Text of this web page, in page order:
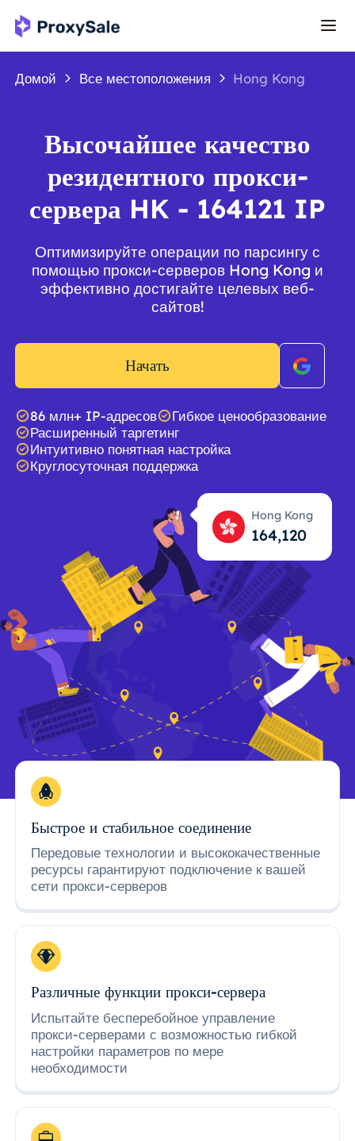
Домой Все местоположения Hong Kong
Высочайшее качество
резидентного прокси-
сервера HK - 164121 IP
Оптимизируйте операции по парсингу с
помощью прокси-серверов Hong Kong и
эффективно достигайте целевых веб-
сайтов!
Начать
86 млн+ IP-адресов
Гибкое ценообразование
Расширенный таргетинг
Интуитивно понятная настройка
Круглосуточная поддержка
Hong Kong
164,121
Быстрое и стабильное соединение
Передовые технологии и высококачественные
ресурсы гарантируют подключение к вашей
сети прокси-серверов
Различные функции прокси-сервера
Испытайте бесперебойное управление
прокси-серверами с возможностью гибкой
настройки параметров по мере
необходимости